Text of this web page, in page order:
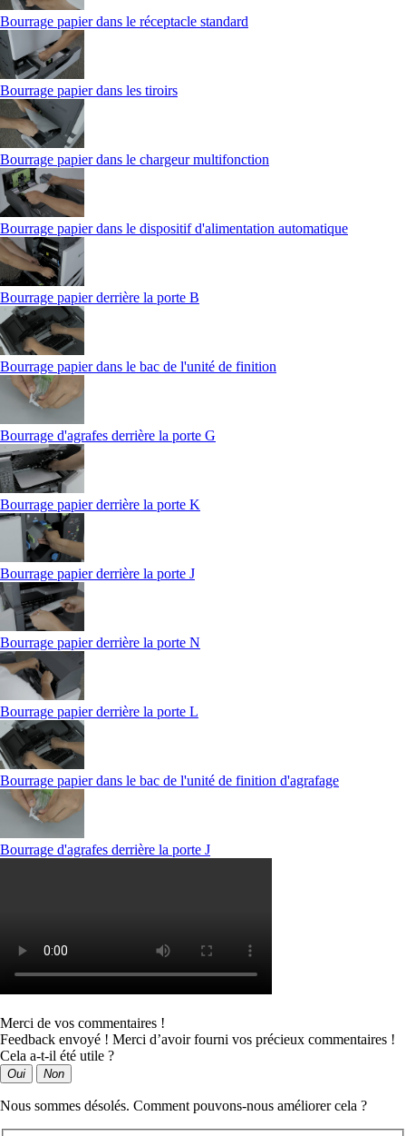
Bourrage papier dans le réceptacle standard
Bourrage papier dans les tiroirs
Bourrage papier dans le chargeur multifonction
Bourrage papier dans le dispositif d'alimentation automatique
Bourrage papier derrière la porte B
Bourrage papier dans le bac de l'unité de finition
Bourrage d'agrafes derrière la porte G
Bourrage papier derrière la porte K
Bourrage papier derrière la porte J
Bourrage papier derrière la porte N
Bourrage papier derrière la porte L
Bourrage papier dans le bac de l'unité de finition d'agrafage
Bourrage d'agrafes derrière la porte J
Merci de vos commentaires !
Feedback envoyé ! Merci d’avoir fourni vos précieux commentaires !
Cela a-t-il été utile ?
Oui Non
Nous sommes désolés. Comment pouvons-nous améliorer cela ?